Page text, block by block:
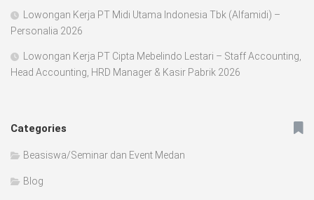
Lowongan Kerja PT Midi Utama Indonesia Tbk (Alfamidi) –
Personalia 2026
Lowongan Kerja PT Cipta Mebelindo Lestari – Staff Accounting,
Head Accounting, HRD Manager & Kasir Pabrik 2026
Categories
Beasiswa/Seminar dan Event Medan
Blog